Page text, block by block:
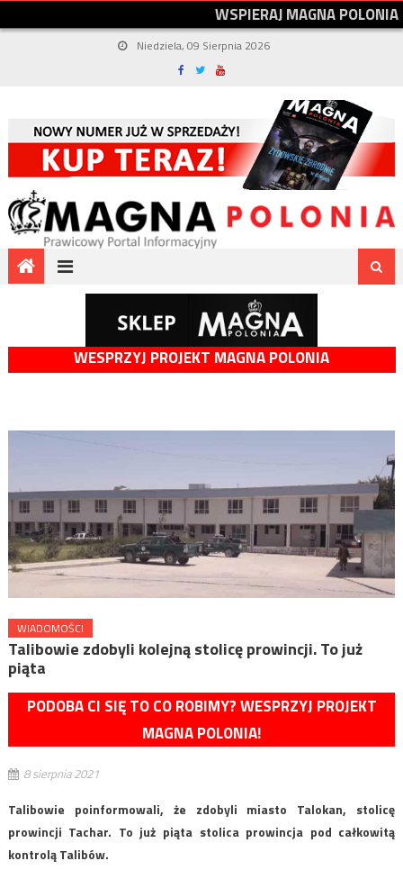
WSPIERAJMAGNAPOLONIA
Niedziela, 09 Sierpnia 2026
WESPRZYJ PROJEKT MAGNA POLONIA
WIADOMOŚCI
Talibowie zdobyli kolejną stolicę prowincji. To już
piąta
PODOBA CI SIĘ TO CO ROBIMY? WESPRZYJ PROJEKT
MAGNA POLONIA!
8 sierpnia 2021
Talibowie poinformowali, że zdobyli miasto Talokan, stolicę
prowincji Tachar. To już piąta stolica prowincja pod całkowitą
kontrolą Talibów.